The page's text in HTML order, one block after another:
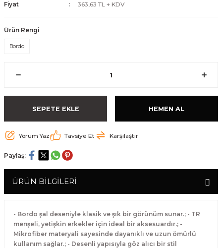
Fiyat
363,63 TL + KDV
Ürün Rengi
Bordo
SEPETE EKLE HEMEN AL
Yorum Yaz Tavsiye Et Karşılaştır
Paylaş:
ÜRÜN BİLGİLERİ
- Bordo şal deseniyle klasik ve şık bir görünüm sunar.; - TR
menşeli, yetişkin erkekler için ideal bir aksesuardır.; -
Mikrofiber materyali sayesinde dayanıklı ve uzun ömürlü
kullanım sağlar.; - Desenli yapısıyla göz alıcı bir stil